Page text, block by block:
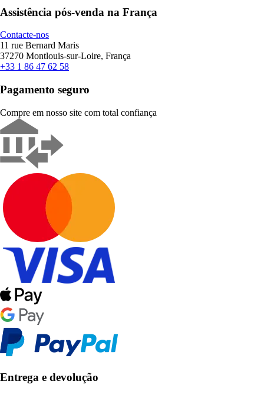
Assistência pós-venda na França
Contacte-nos
11 rue Bernard Maris
37270 Montlouis-sur-Loire, França
+33 1 86 47 62 58
Pagamento seguro
Compre em nosso site com total confiança
Entrega e devolução